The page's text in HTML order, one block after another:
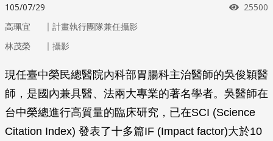
105/07/29 瀏覽次
25500
高珮宜 ｜ 計畫執行團隊兼任攝影
林茂榮
｜ 攝影
現任臺中榮民總醫院內科部胃腸科主治醫師的吳俊穎醫
師，是國內兼具醫、法兩大專業的著名學者。吳醫師在
台中榮總進行高質量的臨床研究，已在SCI (Science
Citation Index) 發表了十多篇IF (Impact factor)大於10